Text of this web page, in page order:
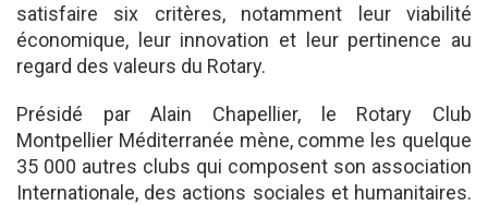
satisfaire six critères, notamment leur viabilité
économique, leur innovation et leur pertinence au
regard des valeurs du Rotary.
Présidé par Alain Chapellier, le Rotary Club
Montpellier Méditerranée mène, comme les quelque
35 000 autres clubs qui composent son association
Internationale, des actions sociales et humanitaires.